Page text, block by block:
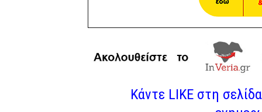
Κάντε LIKE στη